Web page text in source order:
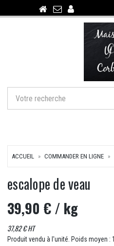
ACCUEIL COMMANDER EN LIGNE
escalope de veau
39,90 €/ kg
37,82 € HT
Produit vendu à l'unité. Poids moyen :